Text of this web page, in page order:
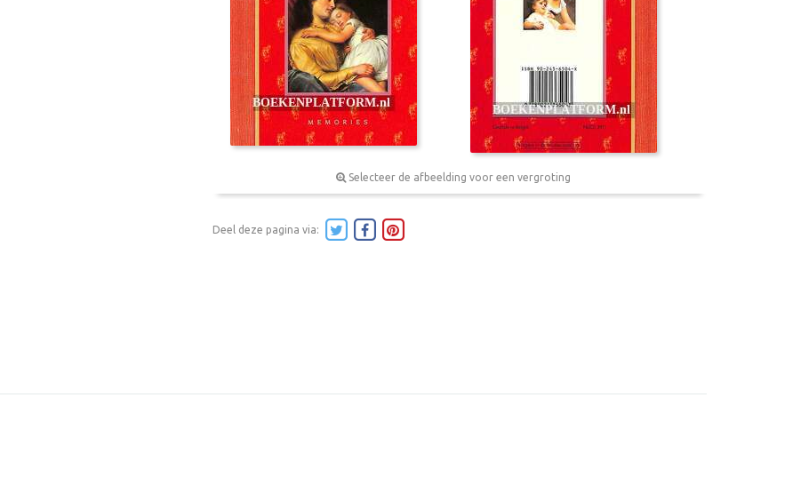
Selecteer de afbeelding voor een vergroting
Deel deze pagina via: